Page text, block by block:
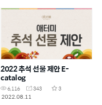
2022 추석 선물 제안 E-
catalog
6,116 343
3
2022.08.11